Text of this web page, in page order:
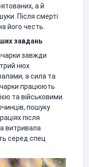
а й
Після смерті
його честь.
завдань
завжди
нюх
а сила та
працюють
та військовими.
пошуку
після
витривала
серед спец